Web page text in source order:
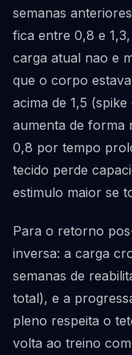
semanas
fica entre 0,8 e
carga atual nao e
que o corpo
acima de 1,5
aumenta de forma
0,8 por tempo
tecido perde
estimulo maior se
Para o retorno
inversa: a carga
semanas de
total), e a
pleno respeita o
volta ao treino